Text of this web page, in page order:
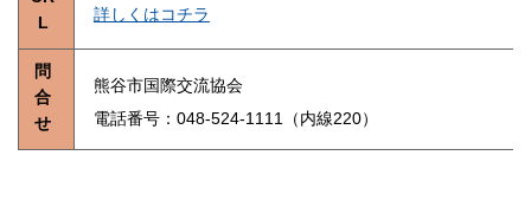
L
詳しくはコチラ
問
合
せ
熊谷市国際交流協会
電話番号：048-524-1111（内線220）